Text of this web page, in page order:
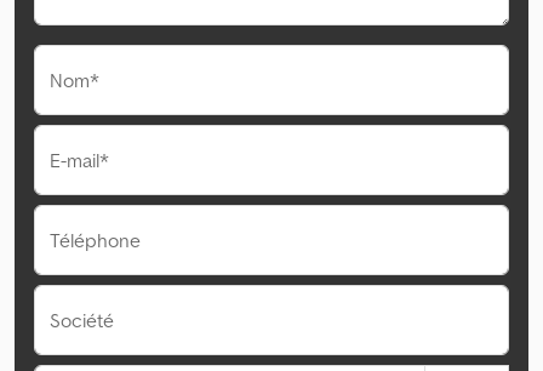
Nom*
E-mail*
Téléphone
Société